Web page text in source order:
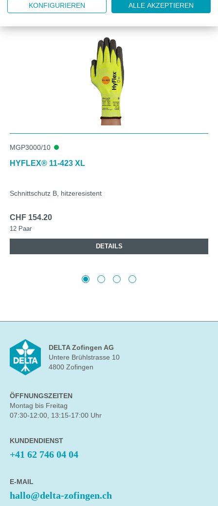
Produktgalerie überspringen
Kunden kauften auch
MGP3000/10
HYFLEX® 11-423 XL
Schnittschutz B, hitzeresistent
CHF 154.20
12 Paar
DETAILS
DELTA Zofingen AG
Untere Brühlstrasse 10
4800 Zofingen
ÖFFNUNGSZEITEN
Montag bis Freitag
07:30-12:00, 13:15-17:00 Uhr
KUNDENDIENST
+41 62 746 04 04
E-MAIL
hallo@delta-zofingen.ch
KONFIGURIEREN ALLE AKZEPTIEREN